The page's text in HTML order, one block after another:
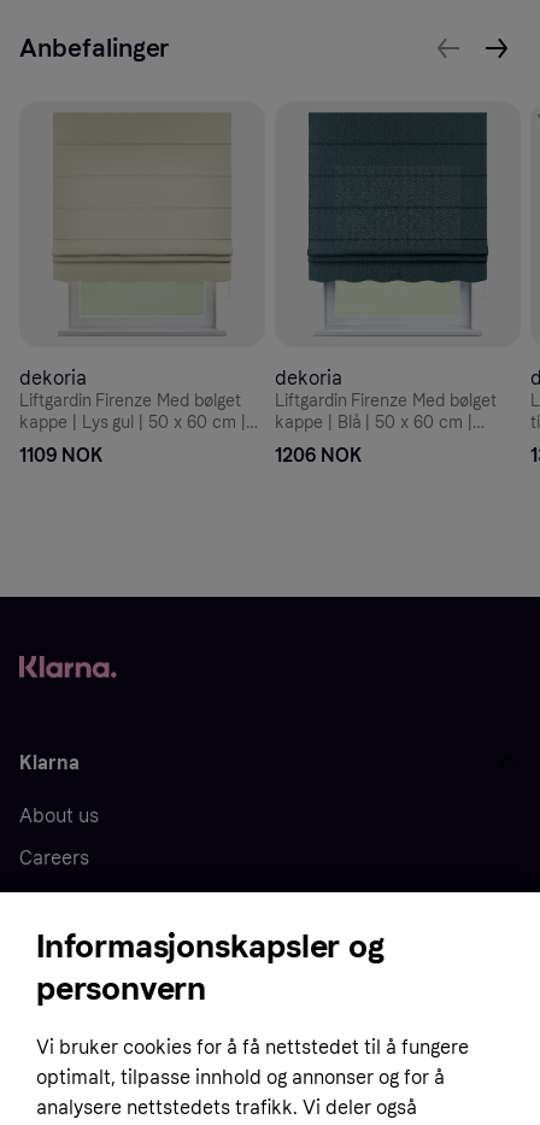
Anbefalinger
dekoria
Liftgardin Firenze Med bølget
kappe | Lys gul | 50 x 60 cm |
Dekoria
1109 NOK
dekoria
Liftgardin Firenze Med bølget
kappe | Blå | 50 x 60 cm |
Dekoria
1206 NOK
Klarna
About us
Careers
Press
Home
Customer service
Terms & conditions
Business
Informasjonskapsler og
personvern
Vi bruker cookies for å få nettstedet til å fungere
optimalt, tilpasse innhold og annonser og for å
analysere nettstedets trafikk. Vi deler også